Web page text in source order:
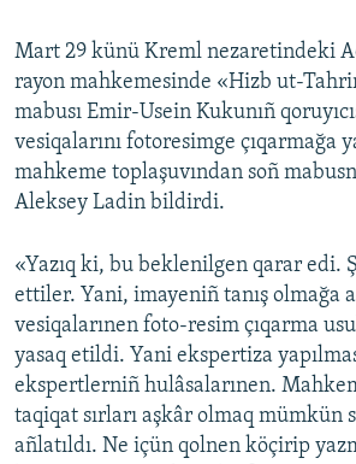
RFE/RS bütün saytları
Mart 29 künü Kreml nezaretindeki
rayon mahkemesinde «Hizb ut-
mabusı Emir-Usein Kukunıñ
vesiqalarını fotoresimge çıqarmağa
mahkeme toplaşuvından soñ
Aleksey Ladin bildirdi.
«Yazıq ki, bu beklenilgen qarar edi.
ettiler. Yani, imayeniñ tanış olmağa
vesiqalarınen foto-resim çıqarma
yasaq etildi. Yani ekspertiza
ekspertlerniñ hulâsalarınen.
taqiqat sırları aşkâr olmaq mümkün
añlatıldı. Ne içün qolnen köçirip